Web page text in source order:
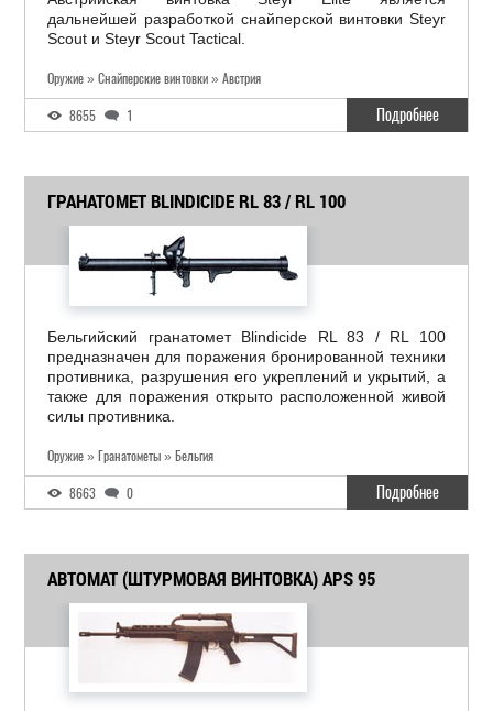
дальнейшей разработкой снайперской винтовки Steyr
Scout и Steyr Scout Tactical.
Оружие » Снайперские винтовки » Австрия
8655 1 Подробнее
ГРАНАТОМЕТ BLINDICIDE RL 83 / RL 100
Бельгийский гранатомет Blindicide RL 83 / RL 100
предназначен для поражения бронированной техники
противника, разрушения его укреплений и укрытий, а
также для поражения открыто расположенной живой
силы противника.
Оружие » Гранатометы » Бельгия
8663 0 Подробнее
АВТОМАТ (ШТУРМОВАЯ ВИНТОВКА) APS 95